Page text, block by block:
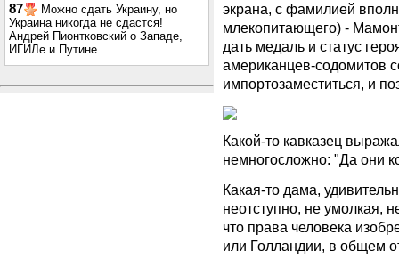
87
Можно сдать Украину, но
Украина никогда не сдастся!
Андрей Пионтковский о Западе,
ИГИЛе и Путине
экрана, с фамилией
млекопитающего) -
дать медаль и статус
американцев-содомитов
импортозаместиться, и
Какой-то кавказец
немногосложно: "Да они
Какая-то дама,
неотступно, не умолкая,
что права человека
или Голландии, в общем